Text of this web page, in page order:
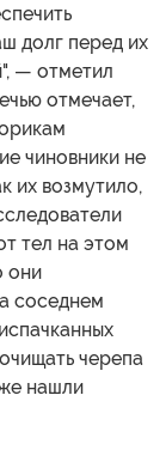
долг перед их
— отметил
отмечает,
чиновники не
их возмутило,
тел на этом
они
соседнем
черепа
нашли